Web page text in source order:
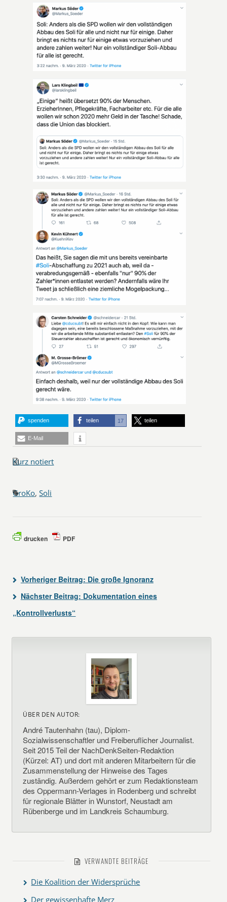
spenden teilen 17 teilen
E-Mail
Kurz notiert
GroKo,Soli
drucken PDF
Vorheriger Beitrag: Die große Ignoranz
Nächster Beitrag: Dokumentation eines
„Kontrollverlusts“
ÜBER DEN AUTOR:
André Tautenhahn (tau), Diplom-
Sozialwissenschaftler und Freiberuflicher Journalist.
Seit 2015 Teil der NachDenkSeiten-Redaktion
(Kürzel: AT) und dort mit anderen Mitarbeitern für die
Zusammenstellung der Hinweise des Tages
zuständig. Außerdem gehört er zum Redaktionsteam
des Oppermann-Verlages in Rodenberg und schreibt
für regionale Blätter in Wunstorf, Neustadt am
Rübenberge und im Landkreis Schaumburg.
VERWANDTE BEITRÄGE
Die Koalition der Widersprüche
Der gewissenhafte Merz